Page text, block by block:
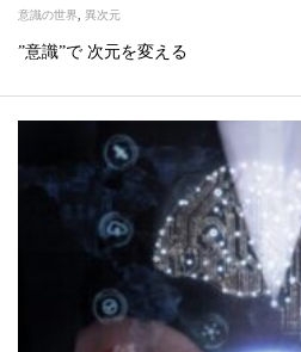
意識の世界, 異次元
”意識”で 次元を変える